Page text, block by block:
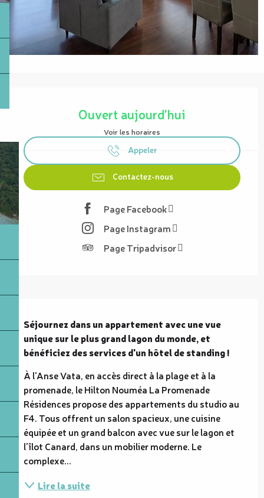
Ouvert aujourd'hui
Voir les horaires
Appeler
Contactez-nous
Page Facebook
Page Instagram
Page Tripadvisor
Séjournez dans un appartement avec une vue
unique sur le plus grand lagon du monde, et
bénéficiez des services d'un hôtel de standing !
À l'Anse Vata, en accès direct à la plage et à la
promenade, le Hilton Nouméa La Promenade
Résidences propose des appartements du studio au
F4. Tous offrent un salon spacieux, une cuisine
équipée et un grand balcon avec vue sur le lagon et
l'îlot Canard, dans un mobilier moderne. Le
complexe...
Lire la suite